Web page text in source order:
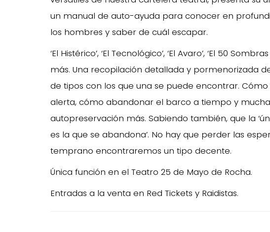
un manual de auto-ayuda para conocer en
los hombres y saber de cuál escapar.
‘El Histérico’, ‘El Tecnológico’, ‘El Avaro’, ‘El 50
más. Una recopilación detallada y pormenorizada
de tipos con los que una se puede encontrar.
alerta, cómo abandonar el barco a tiempo y
autopreservación más. Sabiendo también, que la
es la que se abandona’. No hay que perder las
temprano encontraremos un tipo decente.
Única función en el Teatro 25 de Mayo de Rocha.
Entradas a la venta en Red Tickets y Raidistas.